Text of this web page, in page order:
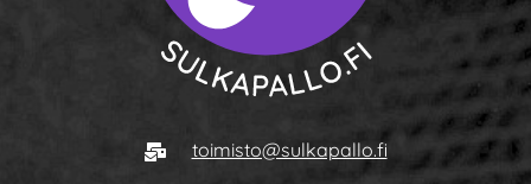
Sähköposti
toimisto@sulkapallo.fi